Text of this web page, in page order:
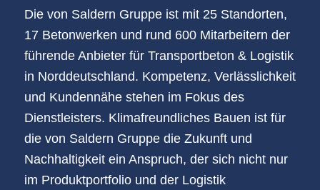
Die von Saldern Gruppe ist mit 25 Standorten,
17 Betonwerken und rund 600 Mitarbeitern der
führende Anbieter für Transportbeton & Logistik
in Norddeutschland. Kompetenz, Verlässlichkeit
und Kundennähe stehen im Fokus des
Dienstleisters. Klimafreundliches Bauen ist für
die von Saldern Gruppe die Zukunft und
Nachhaltigkeit ein Anspruch, der sich nicht nur
im Produktportfolio und der Logistik